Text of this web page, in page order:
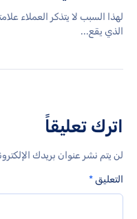
لهذا السبب لا يتذكر العملاء
الذي يقع...
اترك تعليقاً
لن يتم نشر عنوان بريدك
التعليق*